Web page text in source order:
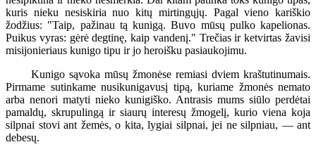
kuris nieku nesiskiria nuo kitų mirtingųjų. Pagal vieno kariškio
žodžius: "Taip, pažinau tą kunigą. Buvo mūsų pulko kapelionas.
Puikus vyras: gėrė degtinę, kaip vandenį." Trečias ir ketvirtas žavisi
misijonieriaus kunigo tipu ir jo heroišku pasiaukojimu.
Kunigo sąvoka mūsų žmonėse remiasi dviem kraštutinumais.
Pirmame sutinkame nusikunigavusį tipą, kuriame žmonės nemato
arba nenori matyti nieko kunigiško. Antrasis mums siūlo perdėtai
pamaldų, skrupulingą ir siaurų interesų žmogelį, kurio viena koja
silpnai stovi ant žemės, o kita, lygiai silpnai, jei ne silpniau, — ant
debesų.